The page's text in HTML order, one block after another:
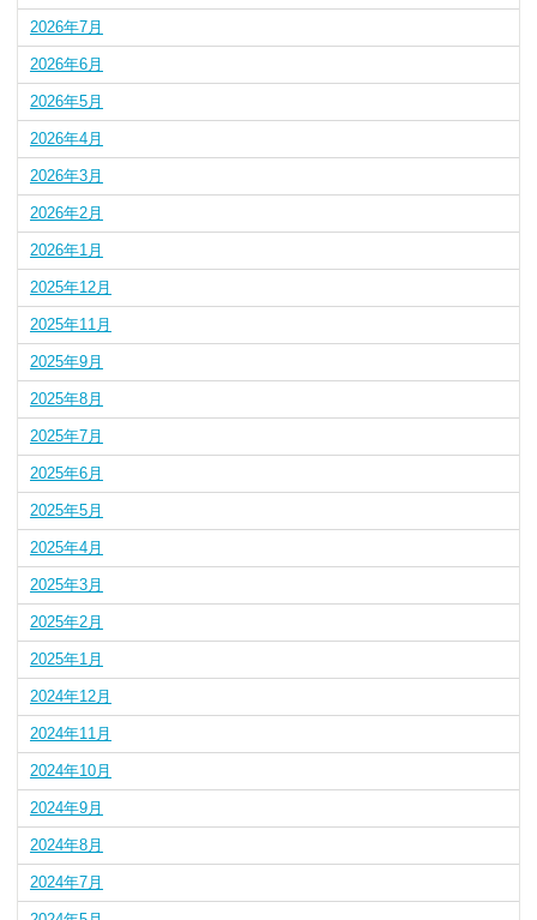
2026年7月
2026年6月
2026年5月
2026年4月
2026年3月
2026年2月
2026年1月
2025年12月
2025年11月
2025年9月
2025年8月
2025年7月
2025年6月
2025年5月
2025年4月
2025年3月
2025年2月
2025年1月
2024年12月
2024年11月
2024年10月
2024年9月
2024年8月
2024年7月